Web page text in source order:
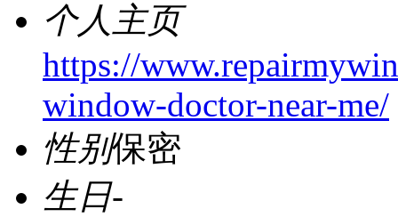
个人主页
https://
window-doctor-near-me/
性别保密
生日-